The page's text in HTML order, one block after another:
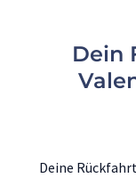
Dein
Deine